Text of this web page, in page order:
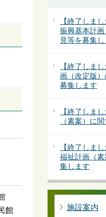
館
【終了しま
振興基本計
見等を募集
【終了しま
画（改定版
募集します
【終了しま
（素案）に
【終了しま
福祉計画（
集します
施設案内